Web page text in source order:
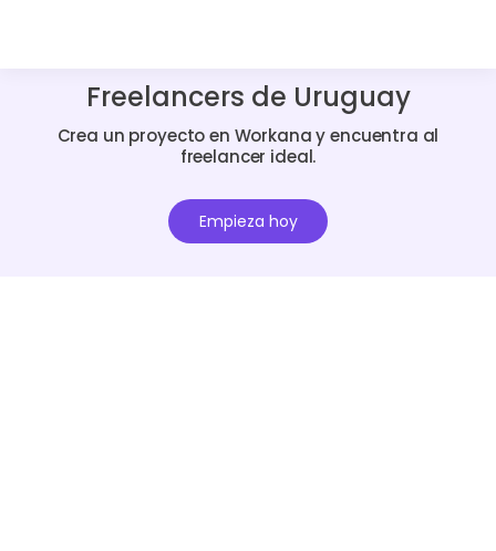
Freelancers de Uruguay
Crea un proyecto en Workana y encuentra al
freelancer ideal.
Empieza hoy